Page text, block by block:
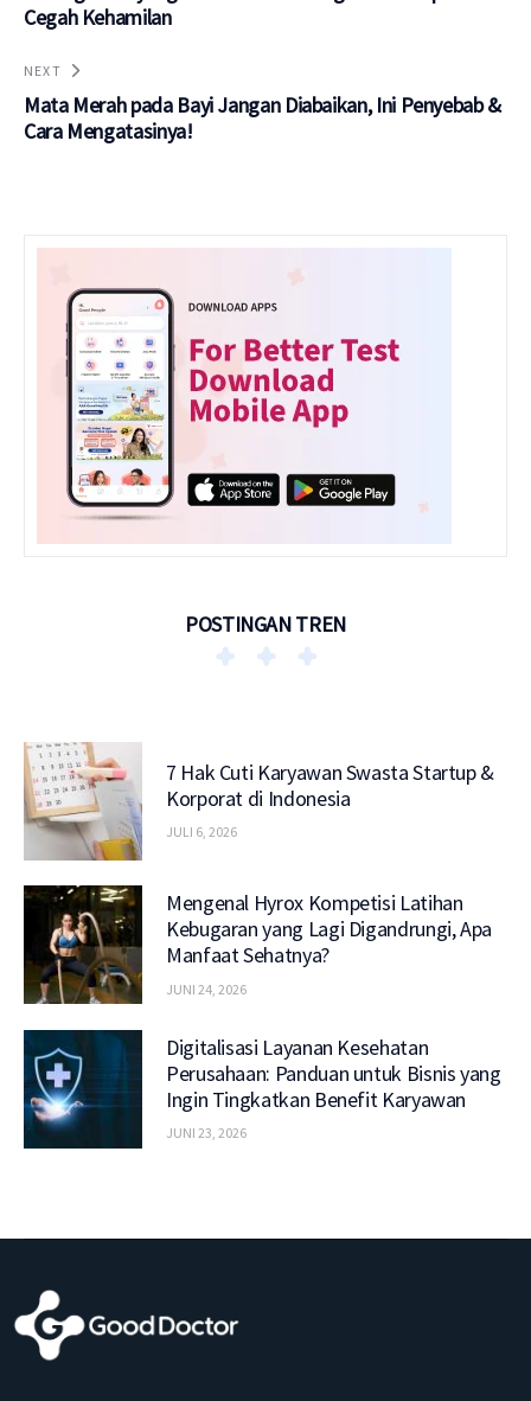
Cegah Kehamilan
NEXT
Mata Merah pada Bayi Jangan Diabaikan, Ini Penyebab &
Cara Mengatasinya!
POSTINGAN TREN
7 Hak Cuti Karyawan Swasta Startup &
Korporat di Indonesia
JULI 6, 2026
Mengenal Hyrox Kompetisi Latihan
Kebugaran yang Lagi Digandrungi, Apa
Manfaat Sehatnya?
JUNI 24, 2026
Digitalisasi Layanan Kesehatan
Perusahaan: Panduan untuk Bisnis yang
Ingin Tingkatkan Benefit Karyawan
JUNI 23, 2026